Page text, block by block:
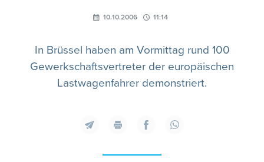
10.10.2006 11:14
In Brüssel haben am Vormittag rund 100
Gewerkschaftsvertreter der europäischen
Lastwagenfahrer demonstriert.